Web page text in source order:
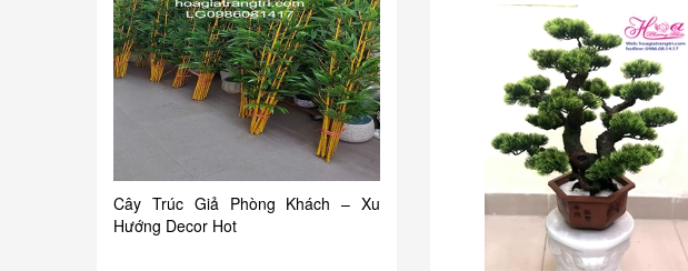
Cây Trúc Giả Phòng Khách – Xu
Hướng Decor Hot